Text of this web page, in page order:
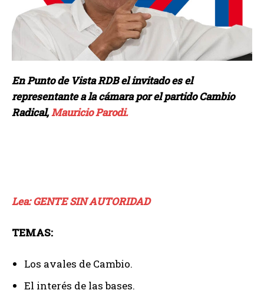
En Punto de Vista RDB el invitado es el
representante a la cámara por el partido Cambio
Radical,Mauricio Parodi.
Lea: GENTE SIN AUTORIDAD
TEMAS:
Los avales de Cambio.
El interés de las bases.